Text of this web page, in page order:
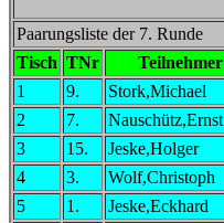
Paarungsliste der 7. Runde
Tisch TNr Teilnehmer
1
9. Stork,Michael
2
7. Nauschütz,Ernst
3
15. Jeske,Holger
4
3. Wolf,Christoph
5
1. Jeske,Eckhard